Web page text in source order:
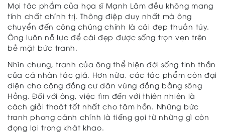
Mọi tác phẩm của họa sĩ Mạnh Lâm đều không mang
tính chất chính trị. Thông điệp duy nhất mà ông
chuyển đến công chúng chính là cái đẹp thuần túy.
Ông luôn nỗ lực để cái đẹp được sống trọn vẹn trên
bề mặt bức tranh.
Nhìn chung, tranh của ông thể hiện đời sống tinh thần
của cá nhân tác giả. Hơn nữa, các tác phẩm còn đại
diện cho cộng đồng cư dân vùng đồng bằng sông
Hồng. Đối với ông, việc tìm đến với thiên nhiên là
cách giải thoát tốt nhất cho tâm hồn. Những bức
tranh phong cảnh chính là tiếng gọi từ những gì còn
đọng lại trong khát khao.